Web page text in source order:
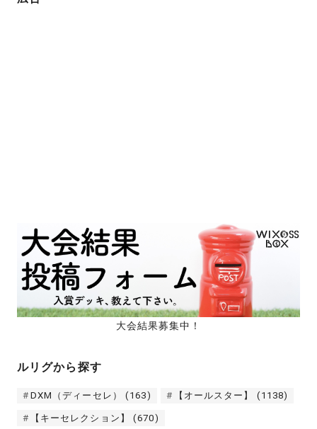
大会結果募集中！
ルリグから探す
DXM（ディーセレ） (163) 【オールスター】 (1138)
【キーセレクション】 (670)